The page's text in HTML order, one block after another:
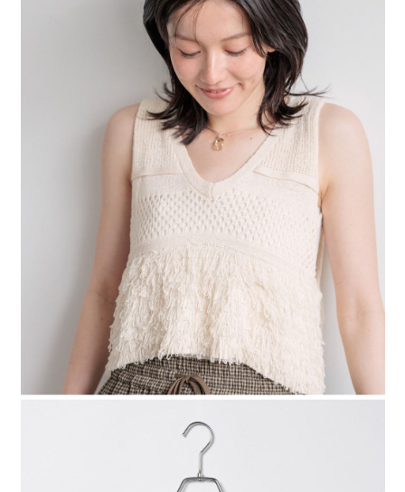
2.透過簡訊連結打開帳單後，可選擇「超商條碼／台灣大直營門市／銀行轉
帳／街口支付／iPASS MONEY」等通路繳費。
1.本服務係由「台灣大哥大股份有限公司」（以下簡稱本公司）所提供，讓
用戶於交易時，得透過本服務購買商品或服務，並由商店將買賣／分期付款
買賣價金債權讓與本公司後，依約使用本公司帳單繳交帳款。
2.基於同意付款使用「大哥付你分期」之契約關係目的，商店將以您的個人
資料（包含姓名、電話或地址）提供予台灣大哥大進項蒐集、處理及利用，
由本公司與您本人進行分期帳單所需資料之確認、核對及更正。
3.完整用戶服務條款，請詳閱以下連結：
https://oppay.tw/userRule
１．於結帳方式選擇「AFTEE先享後付」後，將跳轉至「AFTEE先享後付」
結帳頁面，進行簡訊認證並確認金額後，即可完成結帳。
２．訂單成立數日內，您將收到繳費通知簡訊。
３．收到繳費通知簡訊後14天內，點擊此簡訊中的連結，可透過四大超商／
ATM／網路銀行／等多元方式進行付款，方視為交易完成。
※ 請注意：結帳手續完成當下不需立刻繳費，但若您需要取消訂單，請聯絡
購買商品的店家。未經商家同意取消之訂單仍視為有效，需透過AFTEE先享
後付繳納相關費用。
※ 交易是否成功請以「AFTEE先享後付 」之結帳頁面顯示為準，若有關於
是否繳費成功／繳費後需取消欲退款等相關疑問，請聯繫「AFTEE先享後付
https://netprotections.freshdesk.com/support/home
１．透過由恩沛科技股份有限公司提供之「AFTEE先享後付」服務完成之交
易，需依本服務之必要範圍內提供個人資料，並將交易相關給付款項請求債
權轉讓予恩沛科技股份有限公司。
２．關於個人資料處理事宜，請瀏覽以下網址：
https://aftee.tw/terms/#terms3
３．未成年的使用者請事先徵得法定代理人或監護人之同意方可使用
「AFTEE先享後付」，若未經同意申辦者引起之損失，本公司不負相關責
４．使用「AFTEE先享後付」時，將依據個別帳號之用戶狀況，依本公司即
時審查核予不同之上限額度；若仍有額度不足之情形，本公司將視審查結果
請求用戶進行身份認證。
５．嚴禁一人註冊多個帳號或使用他人資訊註冊。若發現惡意使用之情形，
恩沛科技股份有限公司將有權停止該用戶之使用額度並採取法律行動。
每筆NT$80，滿NT$1,500(含以上)免運費
每筆NT$80，滿NT$1,500(含以上)免運費
每筆NT$80，滿NT$1,500(含以上)免運費
每筆NT$80，滿NT$1,500(含以上)免運費